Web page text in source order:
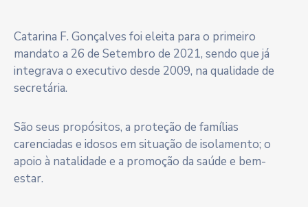
Catarina F. Gonçalves foi eleita para o primeiro
mandato a 26 de Setembro de 2021, sendo que já
integrava o executivo desde 2009, na qualidade de
secretária.
São seus propósitos, a proteção de famílias
carenciadas e idosos em situação de isolamento; o
apoio à natalidade e a promoção da saúde e bem-
estar.